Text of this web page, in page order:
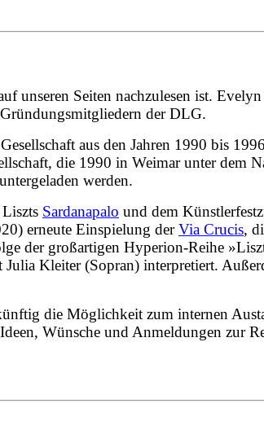
unseren Seiten nachzulesen ist.
der DLG.
aus den Jahren 1990 bis
die 1990 in Weimar unter dem
werden.
Sardanapalo und dem
erneute Einspielung derVia Crucis,
der großartigen Hyperion-Reihe
Kleiter (Sopran) interpretiert.
die Möglichkeit zum internen
Ideen, Wünsche und Anmeldungen zur